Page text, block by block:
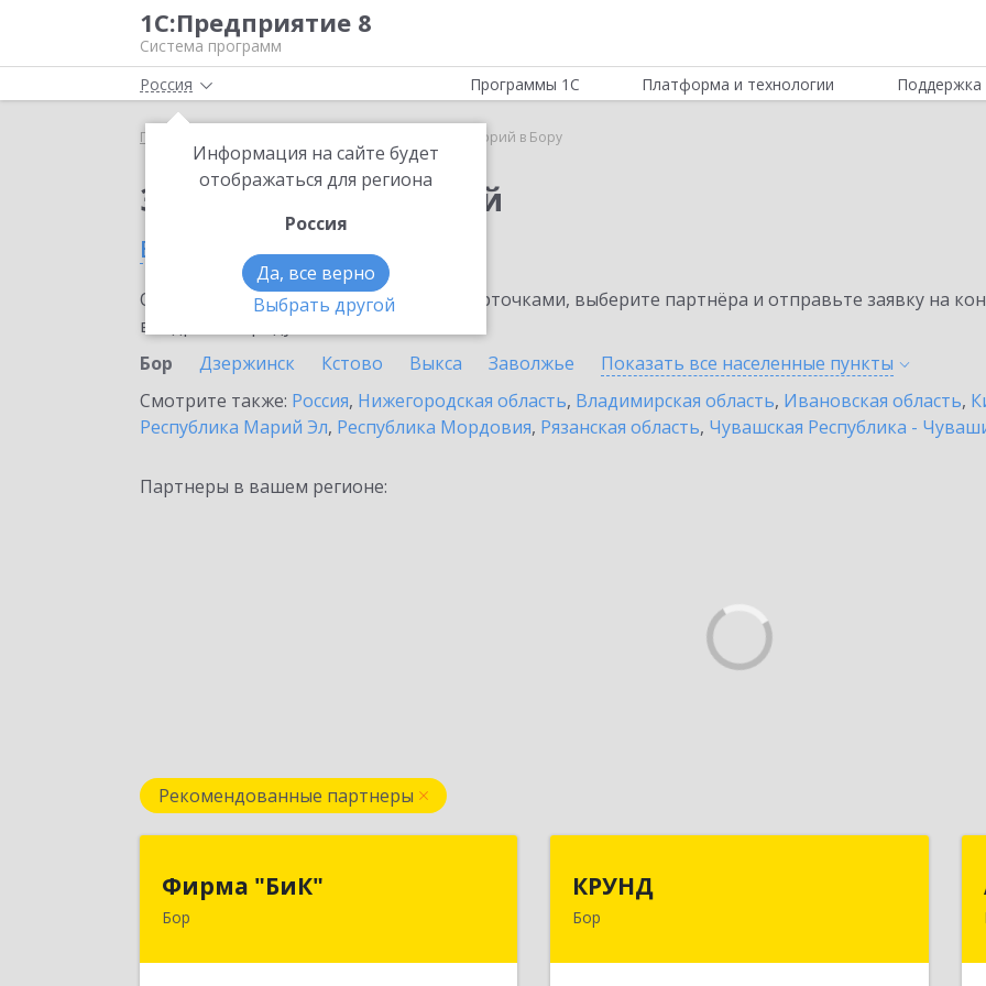
1С:Предприятие 8
Система программ
Россия
Информация на сайте будет
отображаться для региона
Россия
Да, все верно
Выбрать другой
Программы 1С Платформа и технологии Поддержка
Главная 1С:Лекторий в Бору
Заказать 1С:Лекторий
в Бору
Ознакомьтесь с информационными карточками, выберите партнёра и отправьте заявку на
внедрение продукта.
Бор
Дзержинск Кстово Выкса Заволжье Показать все населенные пункты
Смотрите также: Россия, Нижегородская область, Владимирская область, Ивановская область,
Республика Марий Эл, Республика Мордовия, Рязанская область, Чувашская Республика -
Партнеры в вашем регионе:
Рекомендованные партнеры
Фирма "БиК"
Бор
КРУНД
Бор